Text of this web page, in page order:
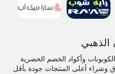
الذهبي
وأكواد الخصم الحصرية
وشراء أعلى المنتجات جودة بأقل